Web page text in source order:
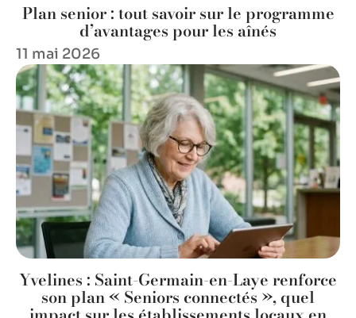
Plan senior : tout savoir sur le programme
d’avantages pour les aînés
11 mai 2026
Yvelines : Saint-Germain-en-Laye renforce
son plan « Seniors connectés », quel